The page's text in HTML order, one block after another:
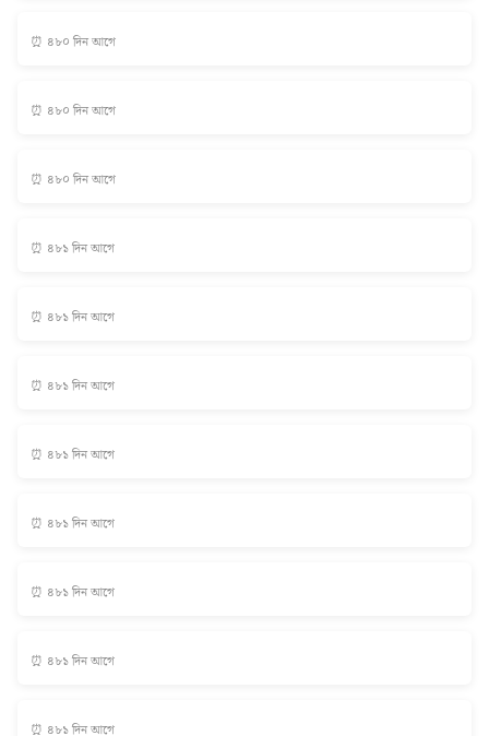
⏰ ৪৮০ দিন আগে
⏰ ৪৮০ দিন আগে
⏰ ৪৮০ দিন আগে
⏰ ৪৮১ দিন আগে
⏰ ৪৮১ দিন আগে
⏰ ৪৮১ দিন আগে
⏰ ৪৮১ দিন আগে
⏰ ৪৮১ দিন আগে
⏰ ৪৮১ দিন আগে
⏰ ৪৮১ দিন আগে
⏰ ৪৮১ দিন আগে